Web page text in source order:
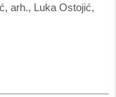
arh., Luka Ostojić,